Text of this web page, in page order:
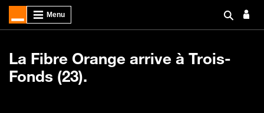
La Fibre Orange arrive à Trois-
Fonds (23).